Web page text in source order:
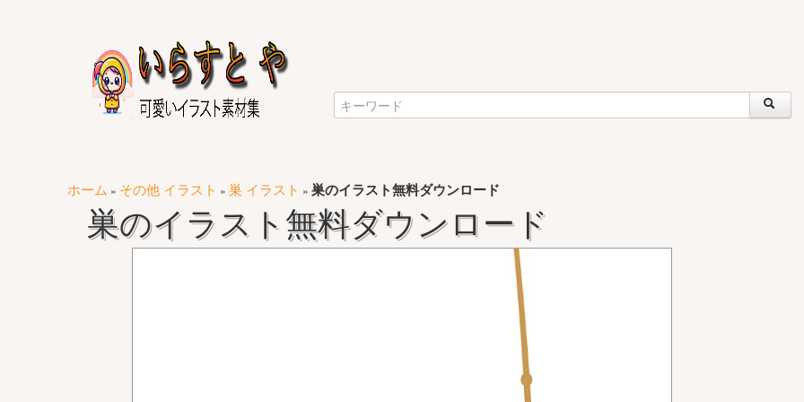
ホーム » その他 イラスト » 巣 イラスト » 巣のイラスト無料ダウンロード
巣のイラスト無料ダウンロード